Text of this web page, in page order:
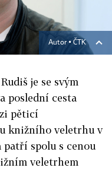
Autor ▪ ČTK
je se svým
poslední cesta
pěticí
knižního veletrhu v
spolu s cenou
veletrhem